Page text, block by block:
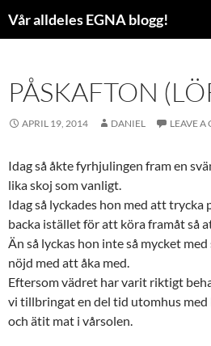
toVår alldeles EGNA blogg!
PÅSKAFTON
APRIL 19, 2014 DANIEL LEAVE
Idag så åkte fyrhjulingen fram en
lika skoj som vanligt.
Idag så lyckades hon med att trycka
backa istället för att köra framåt så
Än så lyckas hon inte så mycket
nöjd med att åka med.
Eftersom vädret har varit riktigt
vi tillbringat en del tid utomhus
och ätit mat i vårsolen.